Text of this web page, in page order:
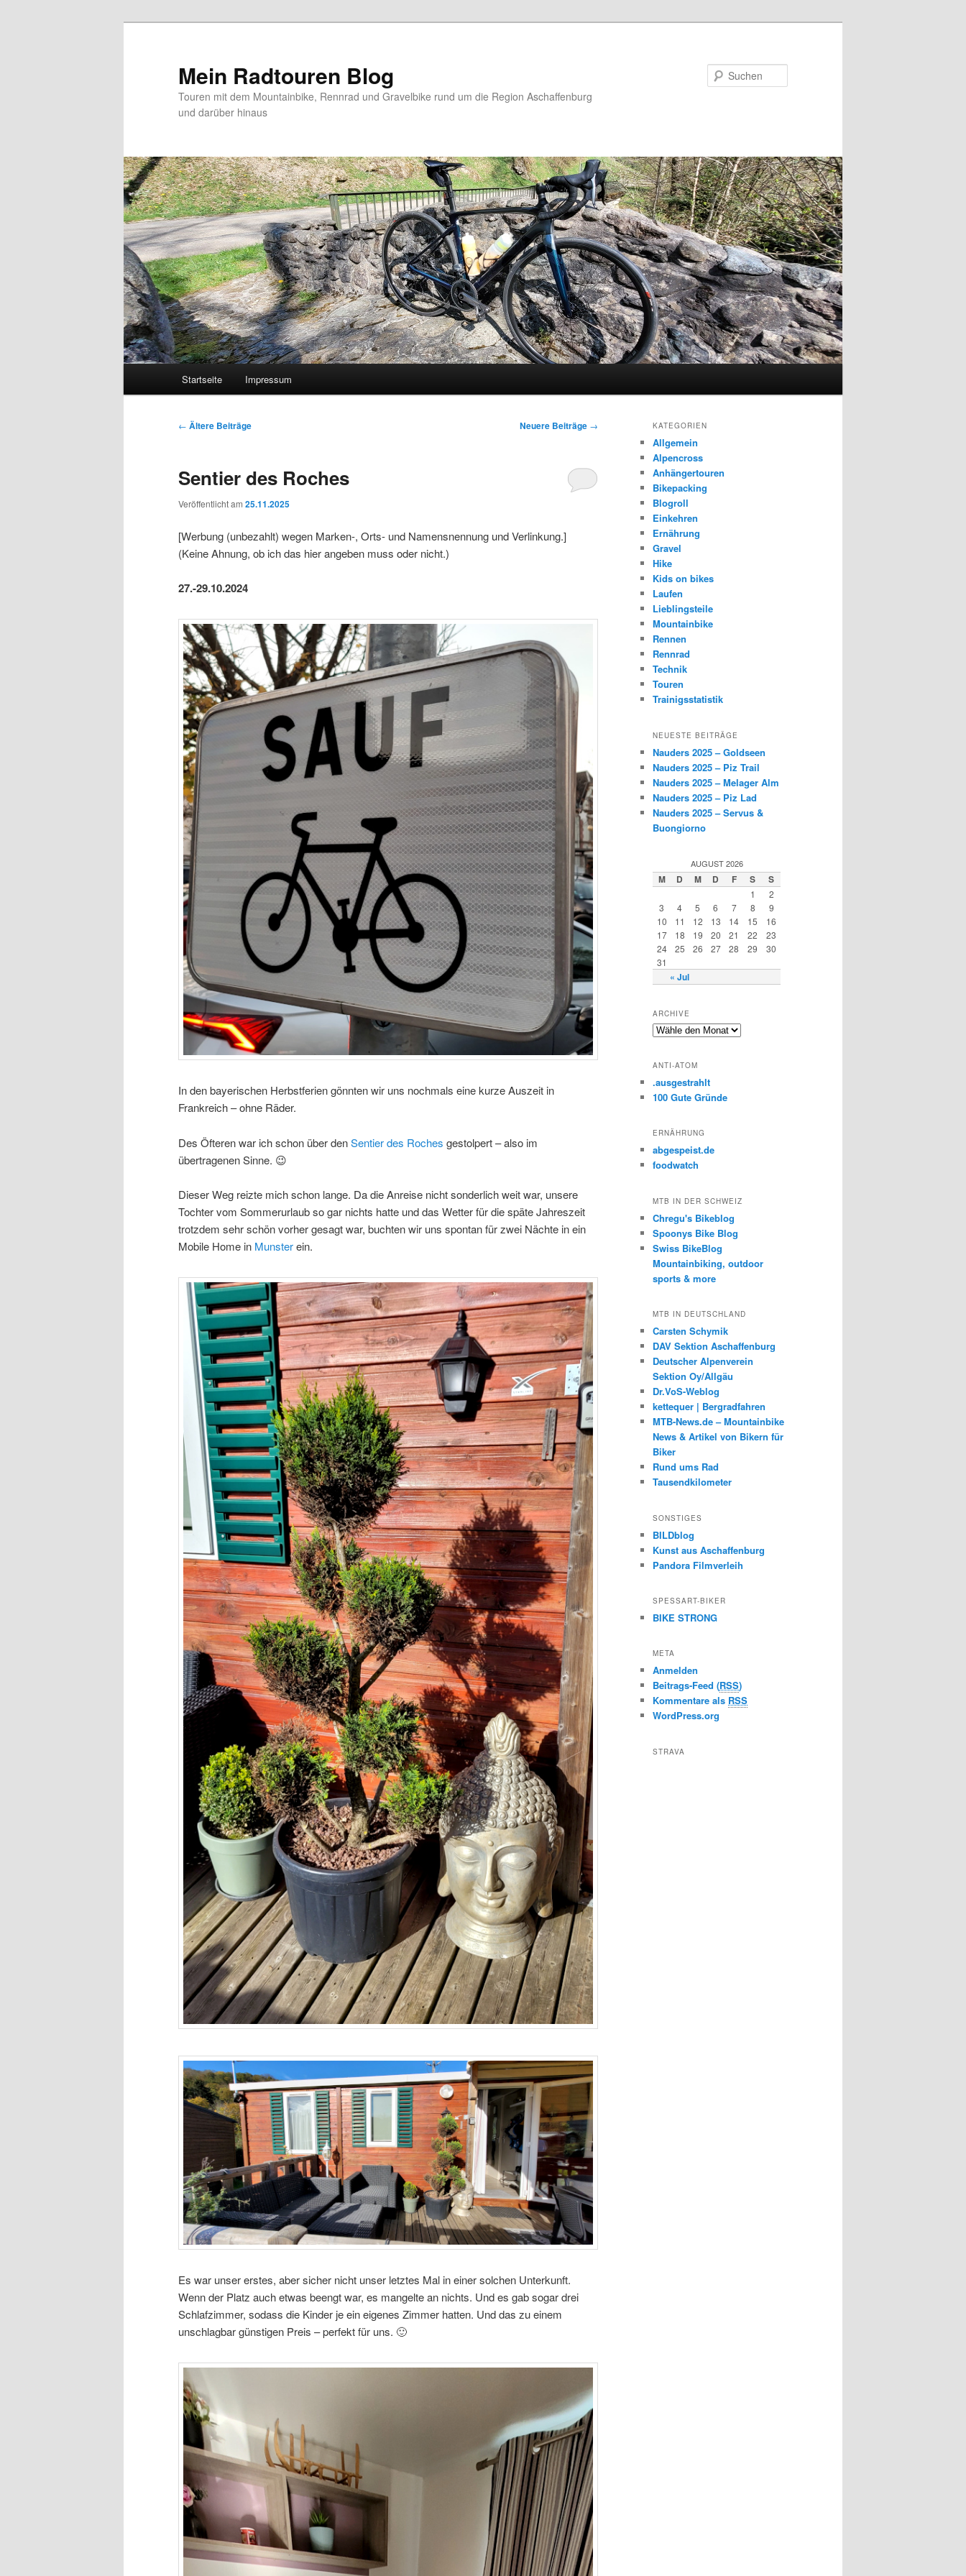
Mein Radtouren Blog
Touren mit dem Mountainbike, Rennrad und Gravelbike rund um die Region Aschaffenburg
und darüber hinaus
Startseite Impressum
Beitragsnavigation
← Ältere Beiträge Neuere Beiträge →
Sentier des Roches
Veröffentlicht am 25.11.2025
[Werbung (unbezahlt) wegen Marken-, Orts- und Namensnennung und Verlinkung.]
(Keine Ahnung, ob ich das hier angeben muss oder nicht.)
27.-29.10.2024
In den bayerischen Herbstferien gönnten wir uns nochmals eine kurze Auszeit in
Frankreich – ohne Räder.
Des Öfteren war ich schon über denSentier des Roches gestolpert – also im
übertragenen Sinne. 😉
Dieser Weg reizte mich schon lange. Da die Anreise nicht sonderlich weit war, unsere
Tochter vom Sommerurlaub so gar nichts hatte und das Wetter für die späte Jahreszeit
trotzdem sehr schön vorher gesagt war, buchten wir uns spontan für zwei Nächte in ein
Mobile Home in Munsterein.
Es war unser erstes, aber sicher nicht unser letztes Mal in einer solchen Unterkunft.
Wenn der Platz auch etwas beengt war, es mangelte an nichts. Und es gab sogar drei
Schlafzimmer, sodass die Kinder je ein eigenes Zimmer hatten. Und das zu einem
unschlagbar günstigen Preis – perfekt für uns. 🙂
KATEGORIEN
Allgemein
Alpencross
Anhängertouren
Bikepacking
Blogroll
Einkehren
Ernährung
Gravel
Hike
Kids on bikes
Laufen
Lieblingsteile
Mountainbike
Rennen
Rennrad
Technik
Touren
Trainigsstatistik
NEUESTE BEITRÄGE
Nauders 2025 – Goldseen
Nauders 2025 – Piz Trail
Nauders 2025 – Melager Alm
Nauders 2025 – Piz Lad
Nauders 2025 – Servus &
Buongiorno
AUGUST 2026
M D M D F S S
« Jul
1
2
3
4 5 6 7 8
9
10
11 12 13 14 15
16
17
18 19 20 21 22
23
24
25 26 27 28 29
30
31
ARCHIVE
A
h
i
v
ANTI-ATOM
.ausgestrahlt
100 Gute Gründe
ERNÄHRUNG
abgespeist.de
foodwatch
MTB IN DER SCHWEIZ
Chregu's Bikeblog
Spoonys Bike Blog
Swiss BikeBlog
Mountainbiking, outdoor
sports & more
MTB IN DEUTSCHLAND
Carsten Schymik
DAV Sektion Aschaffenburg
Deutscher Alpenverein
Sektion Oy/Allgäu
Dr.VoS-Weblog
kettequer | Bergradfahren
MTB-News.de – Mountainbike
News & Artikel von Bikern für
Biker
Rund ums Rad
Tausendkilometer
SONSTIGES
BILDblog
Kunst aus Aschaffenburg
Pandora Filmverleih
SPESSART-BIKER
BIKE STRONG
META
Anmelden
Beitrags-Feed (RSS)
Kommentare als RSS
WordPress.org
STRAVA